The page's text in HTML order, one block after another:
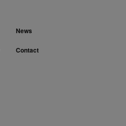
News
Contact